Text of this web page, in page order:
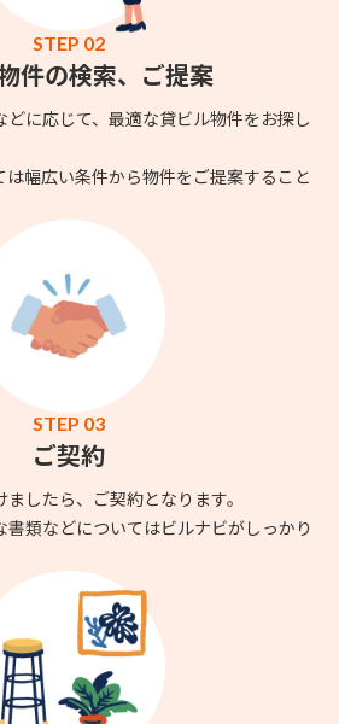
STEP 02
件の検索、ご提案
どに応じて、最適な貸ビル物件をお探し
は幅広い条件から物件をご提案すること
STEP 03
ご契約
したら、ご契約となります。
書類などについてはビルナビがしっかり